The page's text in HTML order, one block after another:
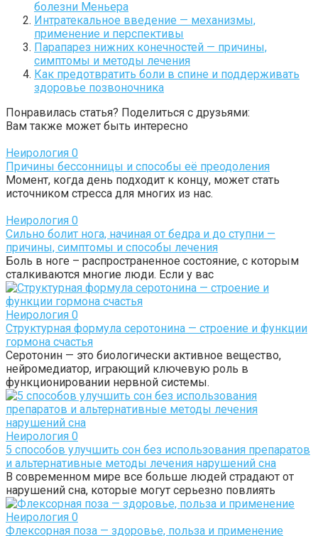
болезни Меньера
Интратекальное введение — механизмы,
применение и перспективы
Парапарез нижних конечностей — причины,
симптомы и методы лечения
Как предотвратить боли в спине и поддерживать
здоровье позвоночника
Понравилась статья? Поделиться с друзьями:
Вам также может быть интересно
Неирология 0
Причины бессонницы и способы её преодоления
Момент, когда день подходит к концу, может стать
источником стресса для многих из нас.
Неирология 0
Сильно болит нога, начиная от бедра и до ступни —
причины, симптомы и способы лечения
Боль в ноге – распространенное состояние, с которым
сталкиваются многие люди. Если у вас
Неирология 0
Структурная формула серотонина — строение и функции
гормона счастья
Серотонин — это биологически активное вещество,
нейромедиатор, играющий ключевую роль в
функционировании нервной системы.
Неирология 0
5 способов улучшить сон без использования препаратов
и альтернативные методы лечения нарушений сна
В современном мире все больше людей страдают от
нарушений сна, которые могут серьезно повлиять
Неирология 0
Флексорная поза — здоровье, польза и применение